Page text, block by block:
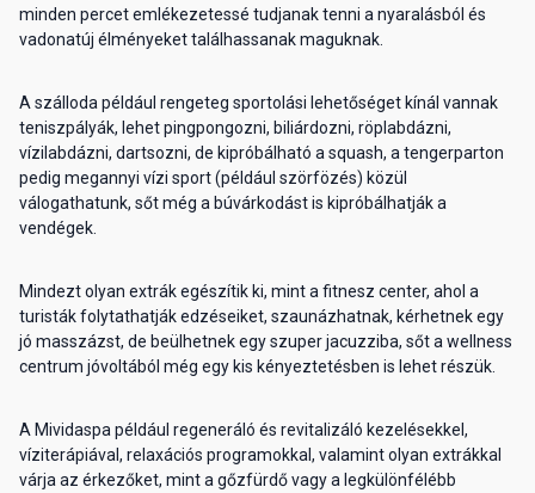
minden percet emlékezetessé tudjanak tenni a nyaralásból és
vadonatúj élményeket találhassanak maguknak.
A szálloda például rengeteg sportolási lehetőséget kínál vannak
teniszpályák, lehet pingpongozni, biliárdozni, röplabdázni,
vízilabdázni, dartsozni, de kipróbálható a squash, a tengerparton
pedig megannyi vízi sport (például szörfözés) közül
válogathatunk, sőt még a búvárkodást is kipróbálhatják a
vendégek.
Mindezt olyan extrák egészítik ki, mint a fitnesz center, ahol a
turisták folytathatják edzéseiket, szaunázhatnak, kérhetnek egy
jó masszázst, de beülhetnek egy szuper jacuzziba, sőt a wellness
centrum jóvoltából még egy kis kényeztetésben is lehet részük.
A Mividaspa például regeneráló és revitalizáló kezelésekkel,
víziterápiával, relaxációs programokkal, valamint olyan extrákkal
várja az érkezőket, mint a gőzfürdő vagy a legkülönfélébb